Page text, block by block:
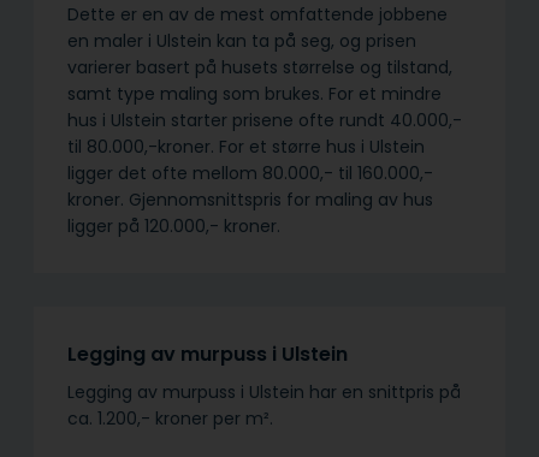
Dette er en av de mest omfattende jobbene
en maler i Ulstein kan ta på seg, og prisen
varierer basert på husets størrelse og tilstand,
samt type maling som brukes. For et mindre
hus i Ulstein starter prisene ofte rundt 40.000,-
til 80.000,-kroner. For et større hus i Ulstein
ligger det ofte mellom 80.000,- til 160.000,-
kroner. Gjennomsnittspris for maling av hus
ligger på 120.000,- kroner.
Legging av murpuss i Ulstein
Legging av murpuss i Ulstein har en snittpris på
ca. 1.200,- kroner per m².